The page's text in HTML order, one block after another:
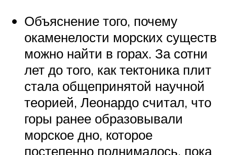
Объяснение того, почему
окаменелости морских существ
можно найти в горах. За сотни
лет до того, как тектоника плит
стала общепринятой научной
теорией, Леонардо считал, что
горы ранее образовывали
морское дно, которое
постепенно поднималось, пока